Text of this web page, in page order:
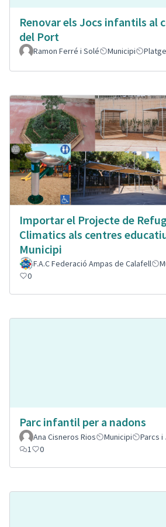
Renovar els Jocs infantils al
del Port
Ramon Ferré i Solé Municipi
Importar el Projecte de
Climatics als centres
Municipi
F.A.C Federació Ampas de Calafell
0
Parc infantil per a nadons
Ana Cisneros Rios
Municipi
Parcs
1
0